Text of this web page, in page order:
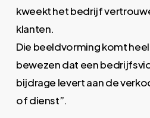
kweekt het bedrijf
klanten.
Die beeldvorming komt
bewezen dat een
bijdrage levert aan de
of dienst”.